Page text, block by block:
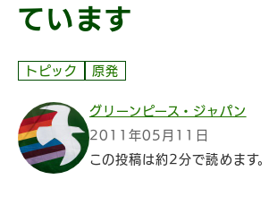
ています
トピック 原発
グリーンピース・ジャパン
2011年05月11日
この投稿は約2分で読めます。